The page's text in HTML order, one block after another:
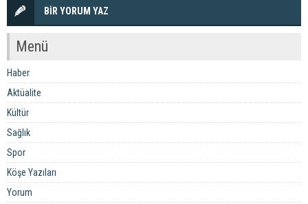
BİR YORUM YAZ
Menü
Haber
Aktüalite
Kültür
Sağlık
Spor
Köşe Yazıları
Yorum